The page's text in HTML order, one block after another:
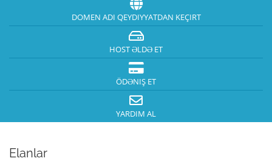
DOMEN ADI QEYDIYYATDAN KEÇIRT
HOST ƏLDƏ ET
ÖDƏNIŞ ET
YARDIM AL
Elanlar